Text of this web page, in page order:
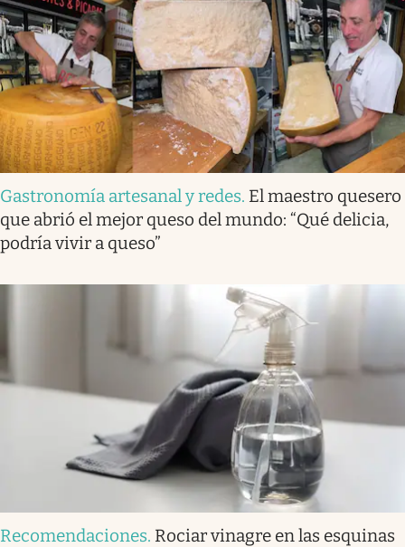
Gastronomía artesanal y redes. El maestro quesero
que abrió el mejor queso del mundo: “Qué delicia,
podría vivir a queso”
Recomendaciones. Rociar vinagre en las esquinas